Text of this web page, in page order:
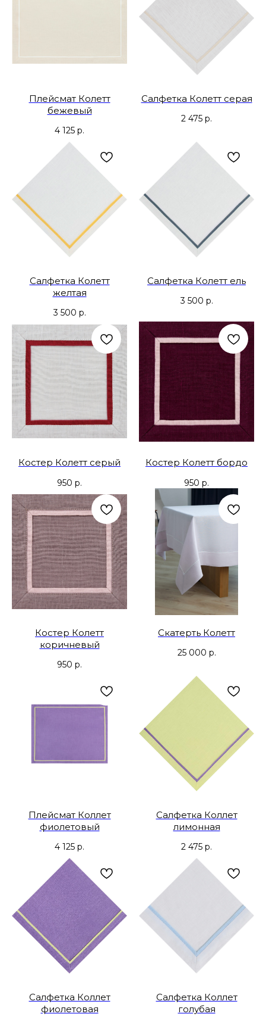
Плейсмат Колетт
бежевый
4 125 р.
Салфетка Колетт серая
2 475 р.
Салфетка Колетт
желтая
3 500 р.
Салфетка Колетт ель
3 500 р.
Костер Колетт серый
950 р.
Костер Колетт бордо
950 р.
Костер Колетт
коричневый
950 р.
Скатерть Колетт
25 000 р.
Плейсмат Коллет
фиолетовый
4 125 р.
Салфетка Коллет
лимонная
2 475 р.
Салфетка Коллет
фиолетовая
Салфетка Коллет
голубая